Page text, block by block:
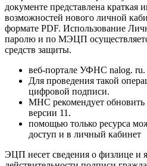
документе представлена краткая
возможностей нового личной
формате PDF. Использование
паролю и по МЭЦП
средств защиты.
веб-портале УФНС nalog. ru.
Для проведения такой
цифровой подписи.
МНС рекомендует обновить
версии 11.
помощью только ресурса
доступ и в личный кабинет
ЭЦП несет сведения о физлице и